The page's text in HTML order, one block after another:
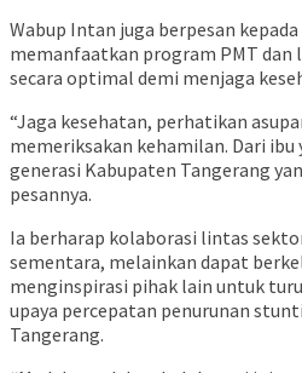
Wabup Intan juga berpesan
memanfaatkan program PMT dan
secara optimal demi menjaga
“Jaga kesehatan, perhatikan
memeriksakan kehamilan. Dari
generasi Kabupaten Tangerang
pesannya.
Ia berharap kolaborasi lintas
sementara, melainkan dapat
menginspirasi pihak lain untuk
upaya percepatan penurunan
Tangerang.